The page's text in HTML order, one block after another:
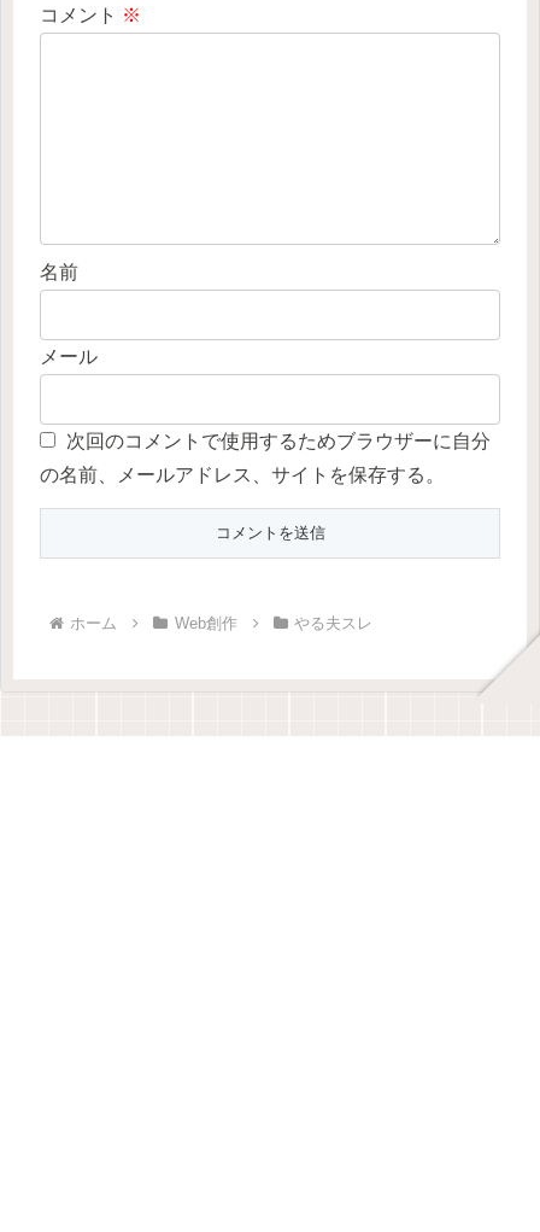
コメント ※
名前
メール
次回のコメントで使用するためブラウザーに自分
の名前、メールアドレス、サイトを保存する。
ホーム Web創作 やる夫スレ